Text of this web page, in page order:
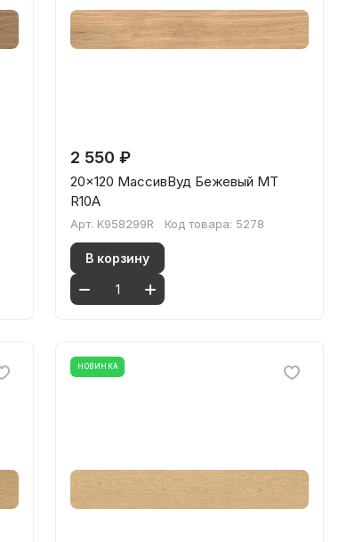
2 550 ₽
20x120 МассивВуд Бежевый МТ
R10A
Арт. K958299R Код товара: 5278
В корзину
НОВИНКА